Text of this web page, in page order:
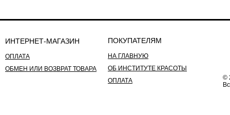
©
ИНТЕРНЕТ-МАГАЗИН
ОПЛАТА
ОБМЕН ИЛИ ВОЗВРАТ ТОВАРА
ПОКУПАТЕЛЯМ
НА ГЛАВНУЮ
ОБ ИНСТИТУТЕ КРАСОТЫ
ОПЛАТА